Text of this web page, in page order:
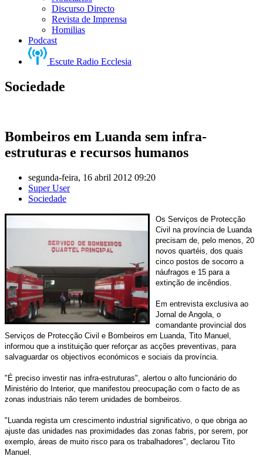
Discurso Directo
Revista de Imprensa
Homilias
Podcast
Escute Radio Ecclesia
Sociedade
Bombeiros em Luanda sem infra-
estruturas e recursos humanos
segunda-feira, 16 abril 2012 09:20
Super User
Sociedade
Os Serviços de Protecção
Civil na província de Luanda
precisam de, pelo menos, 20
novos quartéis, dos quais
cinco postos de socorro a
náufragos e 15 para a
extinção de incêndios.
Em entrevista exclusiva ao
Jornal de Angola, o
comandante provincial dos
Serviços de Protecção Civil e Bombeiros em Luanda, Tito Manuel,
informou que a instituição quer reforçar as acções preventivas, para
salvaguardar os objectivos económicos e sociais da província.
"É preciso investir nas infra-estruturas", alertou o alto funcionário do
Ministério do Interior, que manifestou preocupação com o facto de as
zonas industriais não terem unidades de bombeiros.
"Luanda regista um crescimento industrial significativo, o que obriga ao
ajuste das unidades nas proximidades das zonas fabris, por serem, por
exemplo, áreas de muito risco para os trabalhadores", declarou Tito
Manuel.